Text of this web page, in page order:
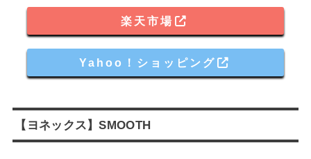
楽天市場
Yahoo！ショッピング
【ヨネックス】SMOOTH